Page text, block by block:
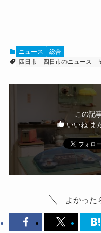
ニュース
総合
四日市
四日市のニュース
この記
いいね ま
よかった